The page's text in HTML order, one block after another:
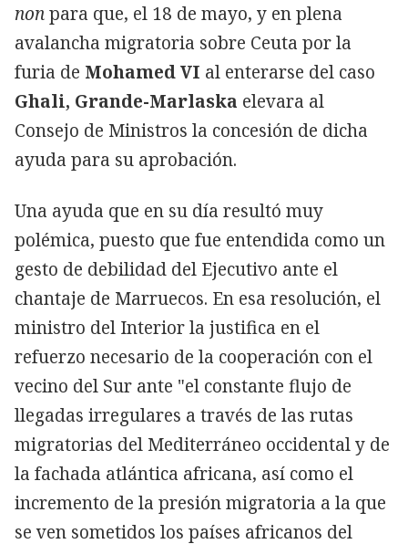
nonpara que, el 18 de mayo, y en plena
avalancha migratoria sobre Ceuta por la
furia de Mohamed VI al enterarse del caso
Ghali, Grande-Marlaska elevara al
Consejo de Ministros la concesión de dicha
ayuda para su aprobación.
Una ayuda que en su día resultó muy
polémica, puesto que fue entendida como un
gesto de debilidad del Ejecutivo ante el
chantaje de Marruecos. En esa resolución, el
ministro del Interior la justifica en el
refuerzo necesario de la cooperación con el
vecino del Sur ante "el constante flujo de
llegadas irregulares a través de las rutas
migratorias del Mediterráneo occidental y de
la fachada atlántica africana, así como el
incremento de la presión migratoria a la que
se ven sometidos los países africanos del